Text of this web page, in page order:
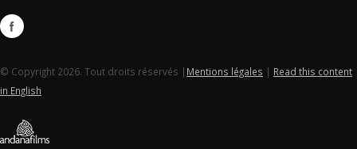
© Copyright 2026. Tout droits réservés | Mentions légales | Read this content
in English